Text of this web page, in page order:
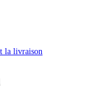
la livraison